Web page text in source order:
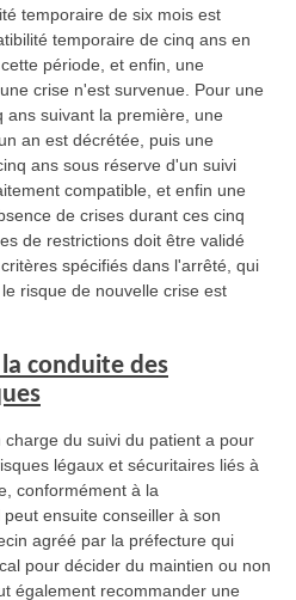
temporaire de six mois est
temporaire de cinq ans en
période, et enfin, une
crise n'est survenue. Pour une
ans suivant la première, une
an est décrétée, puis une
ans sous réserve d'un suivi
compatible, et enfin une
de crises durant ces cinq
de restrictions doit être validé
spécifiés dans l'arrêté, qui
risque de nouvelle crise est
conduite des
du suivi du patient a pour
légaux et sécuritaires liés à
conformément à la
ensuite conseiller à son
agréé par la préfecture qui
pour décider du maintien ou non
également recommander une